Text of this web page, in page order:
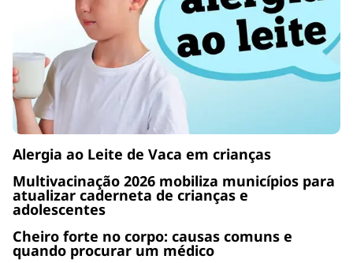
Alergia ao Leite de Vaca em crianças
Multivacinação 2026 mobiliza municípios para
atualizar caderneta de crianças e
adolescentes
Cheiro forte no corpo: causas comuns e
quando procurar um médico